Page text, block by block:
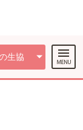
生協